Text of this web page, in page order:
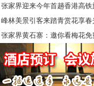
张家界迎来今年首趟香港高铁
峰林美景引客来踏青赏花享春
张家界黄石寨：邀你看梅花免